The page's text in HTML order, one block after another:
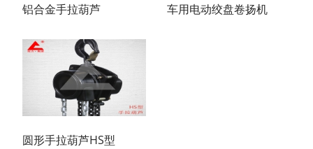
铝合金手拉葫芦 车用电动绞盘卷扬机
圆形手拉葫芦HS型